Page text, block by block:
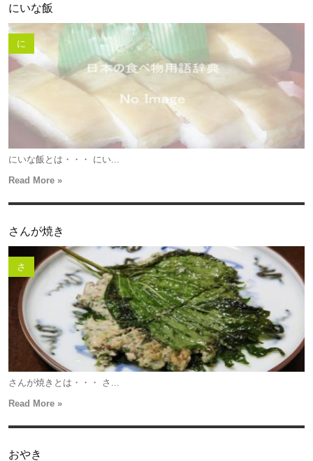
にいな飯
に
にいな飯とは・・・ にい...
Read More »
さんが焼き
さ
さんが焼きとは・・・ さ...
Read More »
おやき